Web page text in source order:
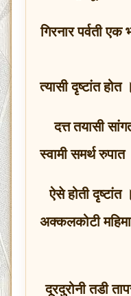
गिरनार पर्वती एक
त्यासी दृष्टांत
दत्त तयासी
स्वामी समर्थ
ऐसे होती दृष्टांत
अक्कलकोटी महिमा
दूरदुरोनी तडी